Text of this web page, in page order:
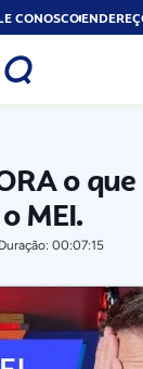
CONOSCO
Duração: 00:07:15
o
MEI.